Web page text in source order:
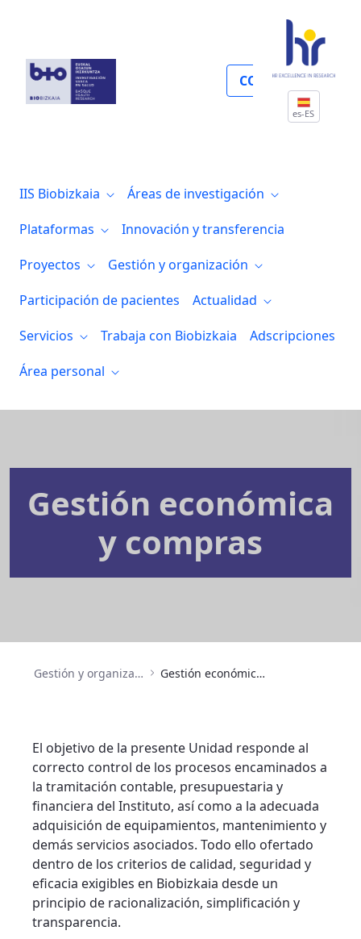
COLABORA
es-ES
IIS Biobizkaia
Áreas de investigación
Plataformas
Innovación y transferencia
Proyectos
Gestión y organización
Participación de pacientes
Actualidad
Servicios
Trabaja con Biobizkaia
Adscripciones
Área personal
Gestión económica
y compras
Gestión y organización Gestión económica y compras
El objetivo de la presente Unidad responde al
correcto control de los procesos encaminados a
la tramitación contable, presupuestaria y
financiera del Instituto, así como a la adecuada
adquisición de equipamientos, mantenimiento y
demás servicios asociados. Todo ello ofertado
dentro de los criterios de calidad, seguridad y
eficacia exigibles en Biobizkaia desde un
principio de racionalización, simplificación y
transparencia.